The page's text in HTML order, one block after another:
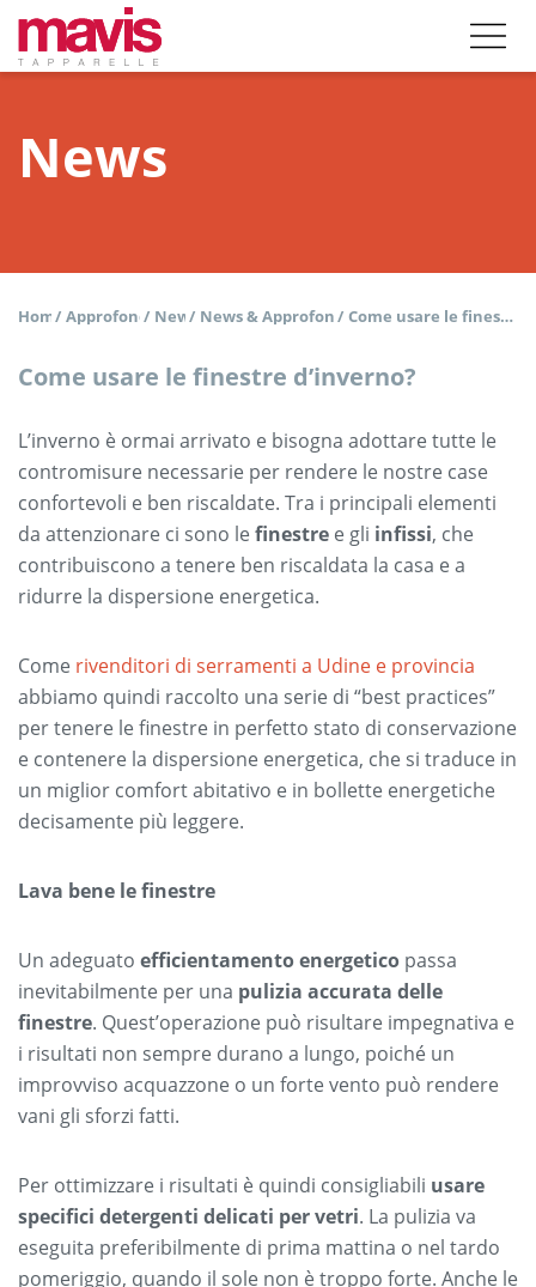
News
Home
/ Approfondisci
/ News
/ News & Approfondimenti
/ Come usare le finestre d’inverno?
Come usare le finestre d’inverno?
L’inverno è ormai arrivato e bisogna adottare tutte le
contromisure necessarie per rendere le nostre case
confortevoli e ben riscaldate. Tra i principali elementi
da attenzionare ci sono le finestre e gli infissi, che
contribuiscono a tenere ben riscaldata la casa e a
ridurre la dispersione energetica.
Come rivenditori di serramenti a Udine e provincia
abbiamo quindi raccolto una serie di “best practices”
per tenere le finestre in perfetto stato di conservazione
e contenere la dispersione energetica, che si traduce in
un miglior comfort abitativo e in bollette energetiche
decisamente più leggere.
Lava bene le finestre
Un adeguato efficientamento energetico passa
inevitabilmente per una pulizia accurata delle
finestre. Quest’operazione può risultare impegnativa e
i risultati non sempre durano a lungo, poiché un
improvviso acquazzone o un forte vento può rendere
vani gli sforzi fatti.
Per ottimizzare i risultati è quindi consigliabili usare
specifici detergenti delicati per vetri. La pulizia va
eseguita preferibilmente di prima mattina o nel tardo
pomeriggio, quando il sole non è troppo forte. Anche le